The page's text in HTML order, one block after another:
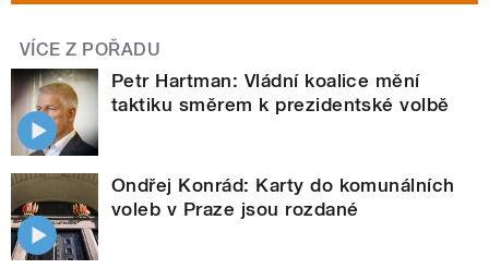
VÍCE Z POŘADU
Petr Hartman: Vládní koalice mění
taktiku směrem k prezidentské volbě
Ondřej Konrád: Karty do komunálních
voleb v Praze jsou rozdané